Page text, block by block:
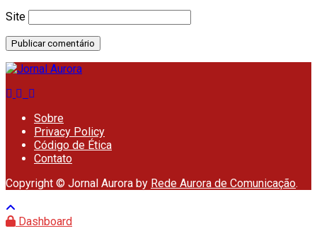
Site
Sobre
Privacy Policy
Código de Ética
Contato
Copyright © Jornal Aurora by Rede Aurora de Comunicação.
Dashboard